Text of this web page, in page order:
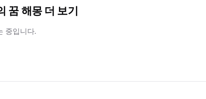
꿈 해몽 더 보기
중입니다.